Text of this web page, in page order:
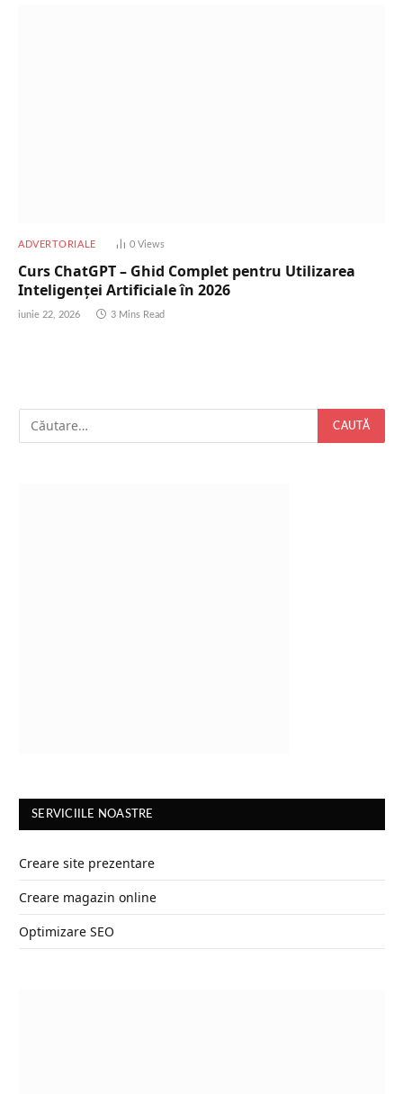
ADVERTORIALE 0 Views
Curs ChatGPT – Ghid Complet pentru Utilizarea
Inteligenței Artificiale în 2026
iunie 22, 2026 3 Mins Read
SERVICIILE NOASTRE
Creare site prezentare
Creare magazin online
Optimizare SEO